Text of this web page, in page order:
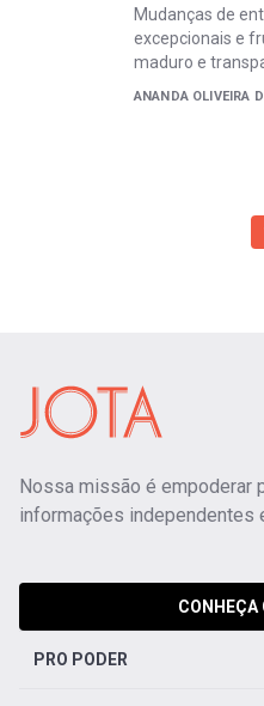
Mudanças de
excepcionais e
maduro e
ANANDA OLIVEIRA
Nossa missão é empoderar
informações independentes
CONHEÇA
PRO PODER